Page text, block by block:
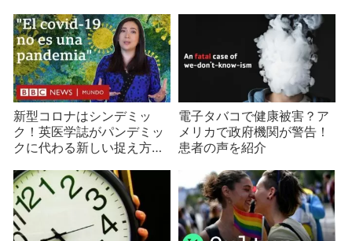
「特効薬」・便乗騒動……
新型コロナはシンデミッ
ク！英医学誌がパンデミッ
クに代わる新しい捉え方を
電子タバコで健康被害？ア
メリカで政府機関が警告！
患者の声を紹介